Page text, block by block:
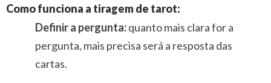
Como funciona a tiragem de tarot:
Definir a pergunta:quanto mais clara for a
pergunta, mais precisa será a resposta das
cartas.